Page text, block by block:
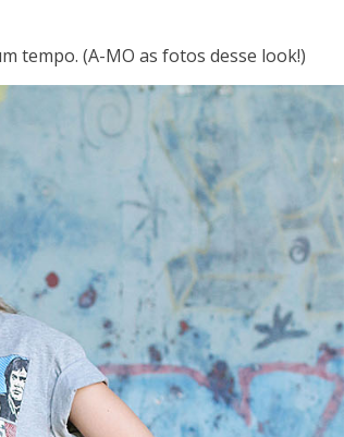
tempo. (A-MO as fotos desse look!)